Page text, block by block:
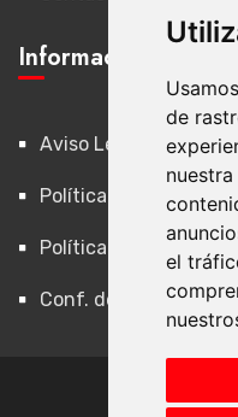
de
el
Información Legal
Aviso Legal
Política de Privacidad
Política de Cookies
Conf. de Cookies